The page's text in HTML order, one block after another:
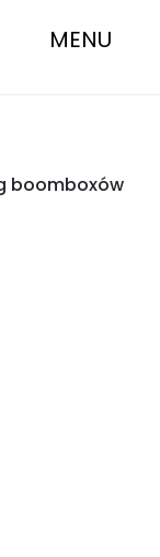
MENU
boomboxów